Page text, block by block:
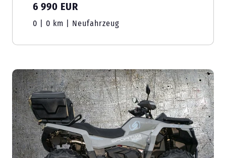
6 990 EUR
0 | 0 km | Neufahrzeug